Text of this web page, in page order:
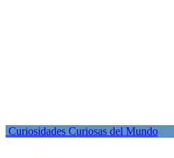
Curiosidades Curiosas del Mundo